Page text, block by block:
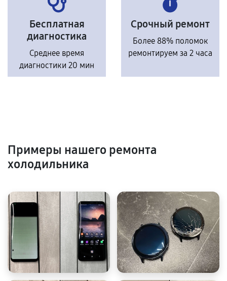
Бесплатная
диагностика
Среднее время
диагностики 20 мин
Срочный ремонт
Более 88% поломок
ремонтируем за 2 часа
Примеры нашего ремонта
холодильника